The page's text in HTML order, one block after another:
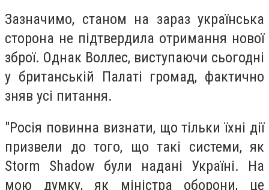
Зазначимо, станом на зараз українська
сторона не підтвердила отримання нової
зброї. Однак Воллес, виступаючи сьогодні
у британській Палаті громад, фактично
зняв усі питання.
"Росія повинна визнати, що тільки їхні дії
призвели до того, що такі системи, як
Storm Shadow були надані Україні. На
мою думку, як міністра оборони, це